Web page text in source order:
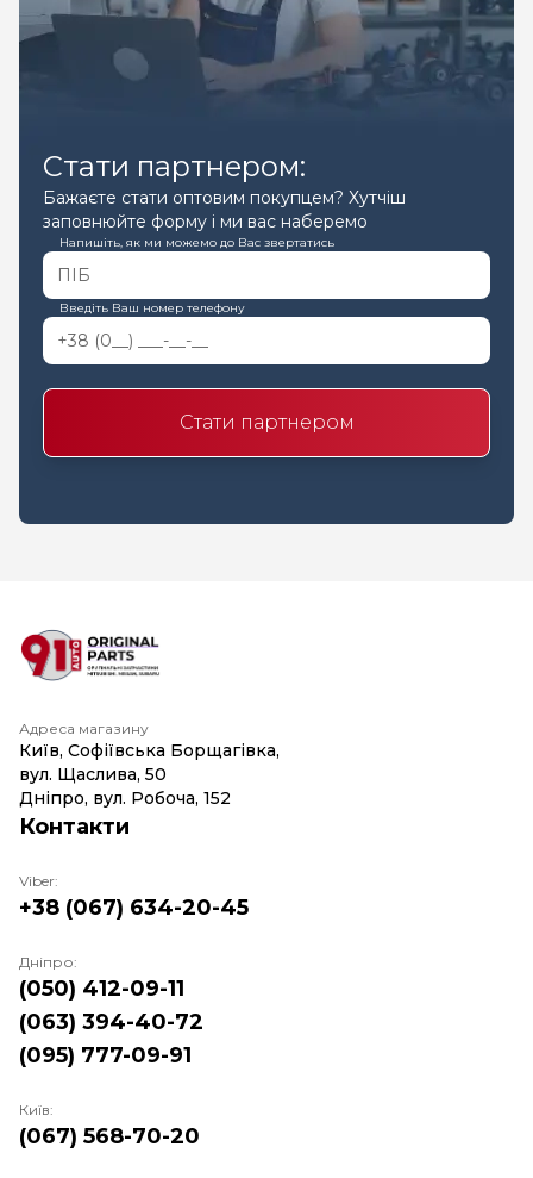
Стати партнером:
Бажаєте стати оптовим покупцем? Хутчіш
заповнюйте форму і ми вас наберемо
Напишіть, як ми можемо до Вас звертатись
Введіть Ваш номер телефону
Стати партнером
Адреса магазину
Київ, Софіївська Борщагівка,
вул. Щаслива, 50
Дніпро, вул. Робоча, 152
Контакти
Viber:
+38 (067) 634-20-45
Дніпро:
(050) 412-09-11
(063) 394-40-72
(095) 777-09-91
Київ:
(067) 568-70-20